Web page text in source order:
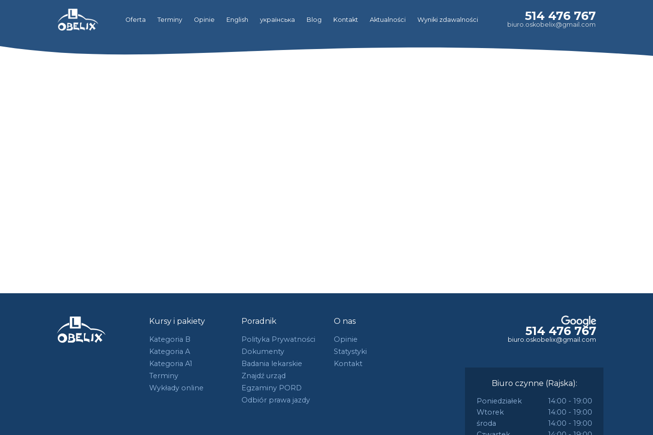
Oferta Terminy Opinie English українська Blog Kontakt Aktualności Wyniki zdawalności 514 476 767
biuro.oskobelix@gmail.com
Kursy i pakiety
Kategoria B
Kategoria A
Kategoria A1
Terminy
Wykłady online
Poradnik
Polityka Prywatności
Dokumenty
Badania lekarskie
Znajdź urząd
Egzaminy PORD
Odbiór prawa jazdy
O nas
Opinie
Statystyki
Kontakt
514 476 767
biuro.oskobelix@gmail.com
Biuro czynne (Rajska):
Poniedziałek
14:00 - 19:00
Wtorek
14:00 - 19:00
środa
14:00 - 19:00